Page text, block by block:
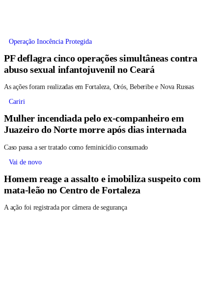
Operação Inocência Protegida
PF deflagra cinco operações simultâneas contra
abuso sexual infantojuvenil no Ceará
As ações foram realizadas em Fortaleza, Orós, Beberibe e Nova Russas
Cariri
Mulher incendiada pelo ex-companheiro em
Juazeiro do Norte morre após dias internada
Caso passa a ser tratado como feminicídio consumado
Vai de novo
Homem reage a assalto e imobiliza suspeito com
mata-leão no Centro de Fortaleza
A ação foi registrada por câmera de segurança